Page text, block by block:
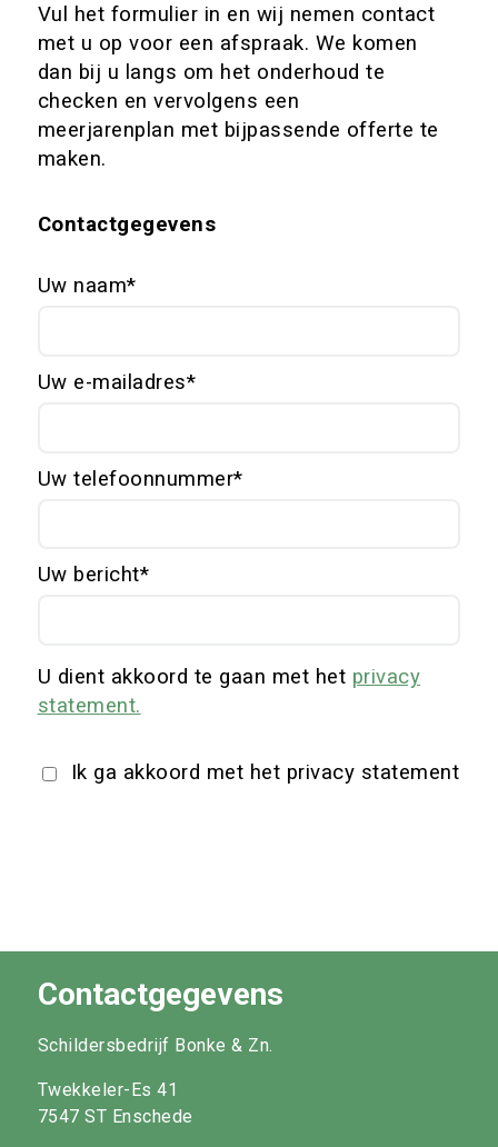
Vul het formulier in en wij nemen contact
met u op voor een afspraak. We komen
dan bij u langs om het onderhoud te
checken en vervolgens een
meerjarenplan met bijpassende offerte te
maken.
Contactgegevens
Uw naam
Uw e-mailadres
Uw telefoonnummer
Uw bericht
U dient akkoord te gaan met het privacy
statement.
Ik ga akkoord met het privacy statement
Contactgegevens
Schildersbedrijf Bonke & Zn.
Twekkeler-Es 41
7547 ST Enschede